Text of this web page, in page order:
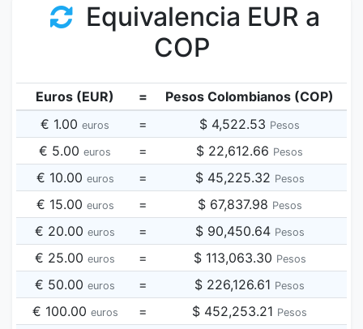
Equivalencia EUR a
COP
Euros (EUR) =
Pesos Colombianos (COP)
€ 1.00 euros = $ 4,522.53 Pesos
€ 5.00 euros = $ 22,612.66 Pesos
€ 10.00 euros = $ 45,225.32 Pesos
€ 15.00 euros = $ 67,837.98 Pesos
€ 20.00 euros = $ 90,450.64 Pesos
€ 25.00 euros = $ 113,063.30 Pesos
€ 50.00 euros = $ 226,126.61 Pesos
€ 100.00 euros = $ 452,253.21 Pesos